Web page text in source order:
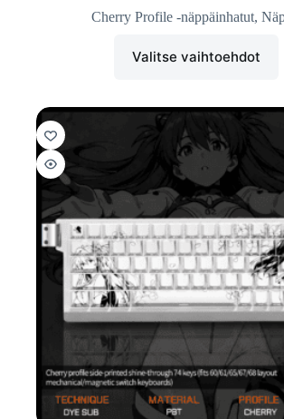
Cherry Profile -näppäinhatut,
Valitse vaihtoehdot